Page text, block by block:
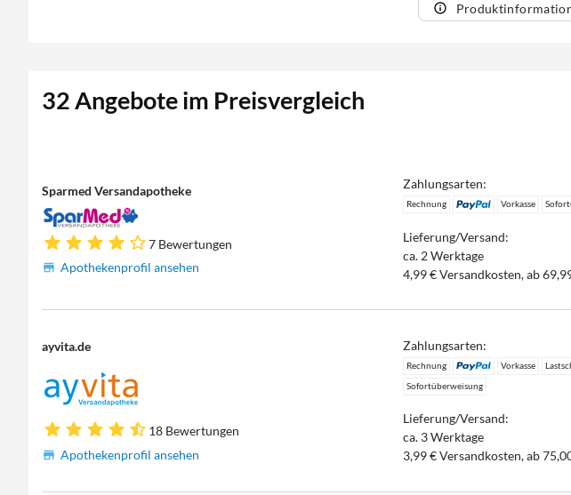
32 Angebote im Preisvergleich
Sparmed Versandapotheke
7 Bewertungen
Apothekenprofil ansehen
Zahlungsarten:
Rechnung Vorkasse
Lieferung/Versand:
ca. 2 Werktage
4,99 € Versandkosten, ab
ayvita.de
18 Bewertungen
Apothekenprofil ansehen
Zahlungsarten:
Rechnung Vorkasse
Sofortüberweisung
Lieferung/Versand:
ca. 3 Werktage
3,99 € Versandkosten, ab